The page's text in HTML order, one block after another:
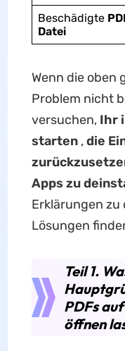
Beschädigte
Datei
Wenn die oben
Problem nicht
versuchen, Ihr
starten,die
Apps zu
Erklärungen zu
Lösungen
Teil 1.
PDFs
öffnen